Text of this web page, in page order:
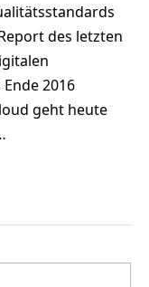
des letzten
2016
geht heute